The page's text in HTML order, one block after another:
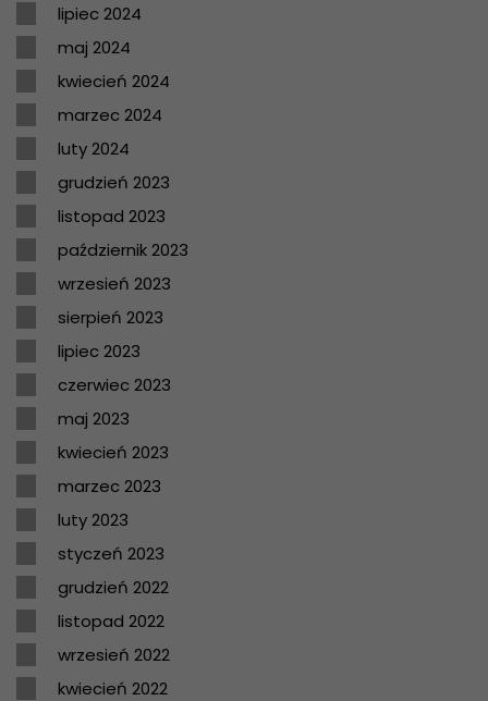
lipiec 2024
maj 2024
kwiecień 2024
marzec 2024
luty 2024
grudzień 2023
listopad 2023
październik 2023
wrzesień 2023
sierpień 2023
lipiec 2023
czerwiec 2023
maj 2023
kwiecień 2023
marzec 2023
luty 2023
styczeń 2023
grudzień 2022
listopad 2022
wrzesień 2022
kwiecień 2022